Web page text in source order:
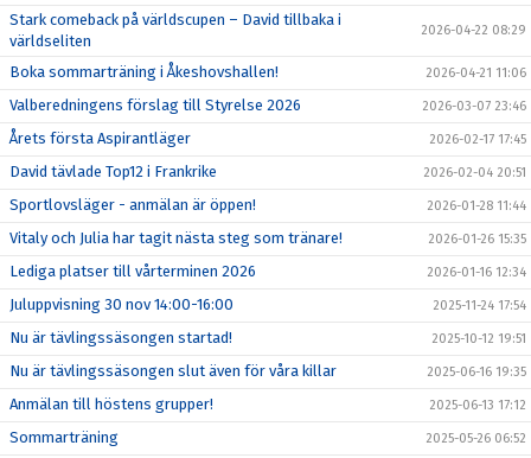
Stark comeback på världscupen – David tillbaka i
världseliten
2026-04-22 08:29
Boka sommarträning i Åkeshovshallen! 2026-04-21 11:06
Valberedningens förslag till Styrelse 2026 2026-03-07 23:46
Årets första Aspirantläger 2026-02-17 17:45
David tävlade Top12 i Frankrike 2026-02-04 20:51
Sportlovsläger - anmälan är öppen! 2026-01-28 11:44
Vitaly och Julia har tagit nästa steg som tränare! 2026-01-26 15:35
Lediga platser till vårterminen 2026 2026-01-16 12:34
Juluppvisning 30 nov 14:00-16:00 2025-11-24 17:54
Nu är tävlingssäsongen startad! 2025-10-12 19:51
Nu är tävlingssäsongen slut även för våra killar 2025-06-16 19:35
Anmälan till höstens grupper! 2025-06-13 17:12
Sommarträning 2025-05-26 06:52